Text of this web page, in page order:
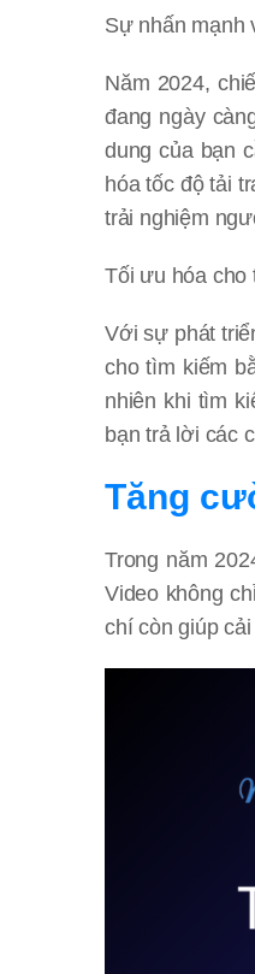
Sự nhấn mạnh
Năm 2024,
đang ngày
dung của bạn
hóa tốc độ tải
trải nghiệm
Tối ưu hóa cho
Với sự phát
cho tìm kiếm
nhiên khi tìm
bạn trả lời các
Tăng
Trong năm
Video không
chí còn giúp